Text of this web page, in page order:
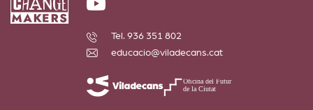
Tel. 936 351 802
educacio@viladecans.cat